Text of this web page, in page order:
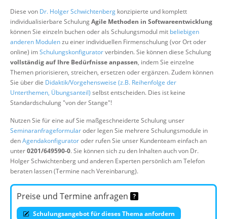
Suche
Diese von Dr. Holger Schwichtenberg konzipierte und komplett
individualisierbare SchulungAgile Methoden in Softwareentwicklung
können Sie einzeln buchen oder als Schulungsmodul mit beliebigen
anderen Modulenzu einer individuellen Firmenschulung (vor Ort oder
online) imSchulungskonfiguratorverbinden. Sie können diese Schulung
vollständig auf Ihre Bedürfnisse anpassen, indem Sie einzelne
Themen priorisieren, streichen, ersetzen oder ergänzen. Zudem können
Sie über die Didaktik/Vorgehensweise (z.B. Reihenfolge der
Unterthemen, Übungsanteil) selbst entscheiden. Dies ist keine
Standardschulung "von der Stange"!
Nutzen Sie für eine auf Sie maßgeschneiderte Schulung unser
Seminaranfrageformularoder legen Sie mehrere Schulungsmodule in
denAgendakonfiguratoroder rufen Sie unser Kundenteam einfach an
unter0201/649590-0. Sie können sich zu den Inhalten auch von Dr.
Holger Schwichtenberg und anderen Experten persönlich am Telefon
beraten lassen (Termine nach Vereinbarung).
Preise und Termine anfragen
Schulungsangebot für dieses Thema anfordern